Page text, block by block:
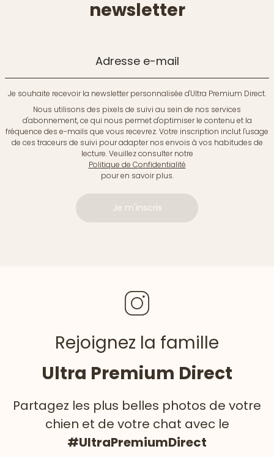
newsletter
Adresse e-mail
Je souhaite recevoir la newsletter personnalisée d'Ultra Premium Direct.
Nous utilisons des pixels de suivi au sein de nos services
d'abonnement, ce qui nous permet d'optimiser le contenu et la
fréquence des e-mails que vous recevrez. Votre inscription inclut l'usage
de ces traceurs de suivi pour adapter nos envois à vos habitudes de
lecture. Veuillez consulter notre
Politique de Confidentialité
pour en savoir plus.
Je m'inscris
Rejoignez la famille
Ultra Premium Direct
Partagez les plus belles photos de votre
chien et de votre chat avec le
#UltraPremiumDirect